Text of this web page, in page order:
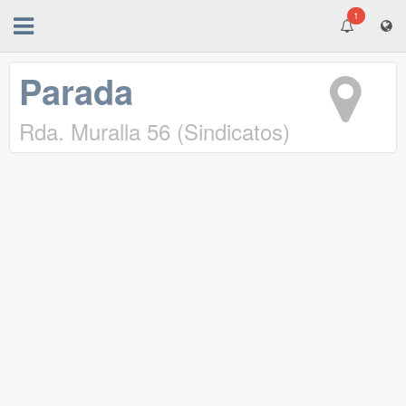
1
Parada
Rda. Muralla 56 (Sindicatos)